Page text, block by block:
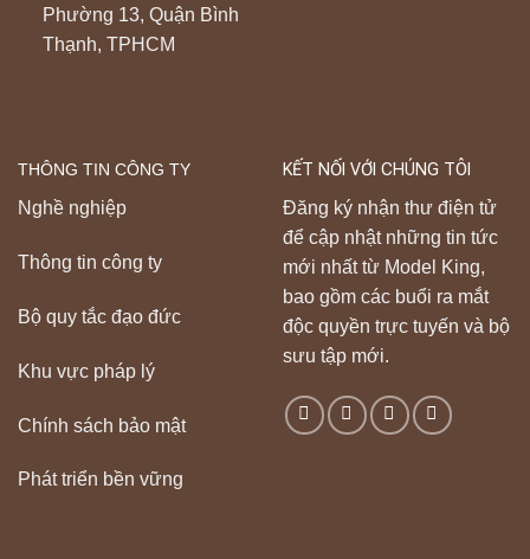
Phường 13, Quận Bình
Thạnh, TPHCM
THÔNG TIN CÔNG TY
Nghề nghiệp
Thông tin công ty
Bộ quy tắc đạo đức
Khu vực pháp lý
Chính sách bảo mật
Phát triển bền vững
KẾT NỐI VỚI CHÚNG TÔI
Đăng ký nhận thư điện tử
để cập nhật những tin tức
mới nhất từ Model King,
bao gồm các buổi ra mắt
độc quyền trực tuyến và bộ
sưu tập mới.